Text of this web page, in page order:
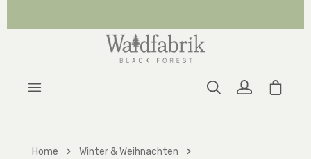
Home
Winter & Weihnachten